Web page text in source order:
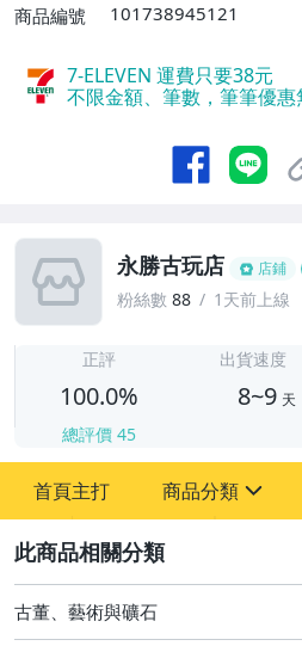
商品編號
101738945121
7-ELEVEN 運費只要38元
不限金額、筆數，筆筆優惠
永勝古玩店 店鋪
粉絲數 88 1天前上線
正評
100.0%
總評價 45
出貨速度
8~9 天
首頁主打 商品分類
其它
古董、藝術與礦石